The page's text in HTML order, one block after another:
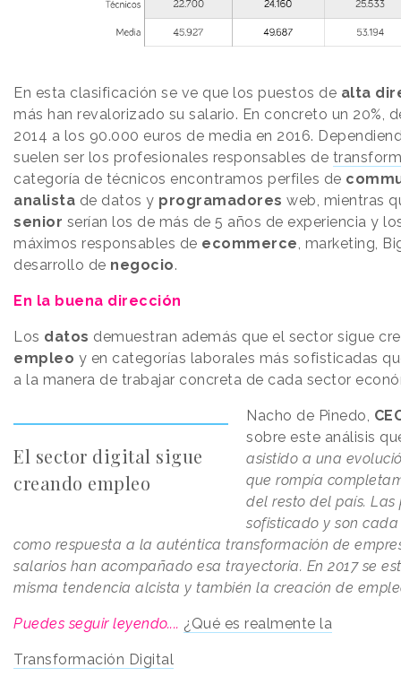
En esta clasificación se ve que los puestos de alta
más han revalorizado su salario. En concreto un 20%,
2014 a los 90.000 euros de media en 2016.
suelen ser los profesionales responsables de
categoría de técnicos encontramos perfiles de
analista de datos y programadores web, mientras
senior serían los de más de 5 años de experiencia y
máximos responsables de ecommerce, marketing,
desarrollo de negocio.
En la buena dirección
Los datos demuestran además que el sector sigue
empleo y en categorías laborales más sofisticadas
a la manera de trabajar concreta de cada sector
El sector digital sigue
creando empleo
Nacho de Pinedo,
sobre este análisis
asistido a una
que rompía
del resto del país. Las
sofisticado y son
como respuesta a la auténtica transformación de
salarios han acompañado esa trayectoria. En 2017 se
misma tendencia alcista y también la creación de
Puedes seguir leyendo.... ¿Qué es realmente la
Transformación Digital